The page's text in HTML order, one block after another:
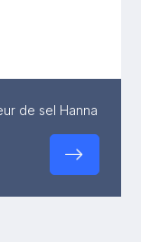
de sel Hanna